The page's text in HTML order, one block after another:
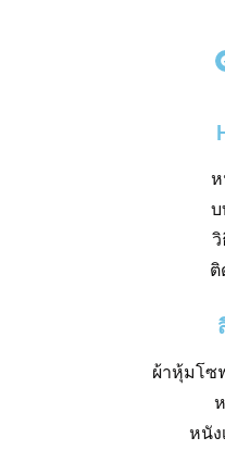
ห
บ
ติ
ผ้าหุ้มโซ
หนัง